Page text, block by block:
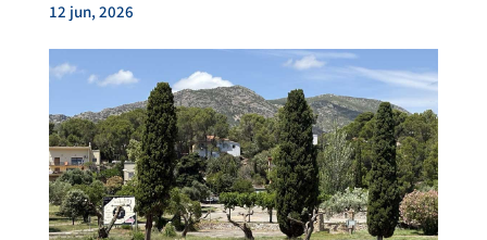
12 jun, 2026